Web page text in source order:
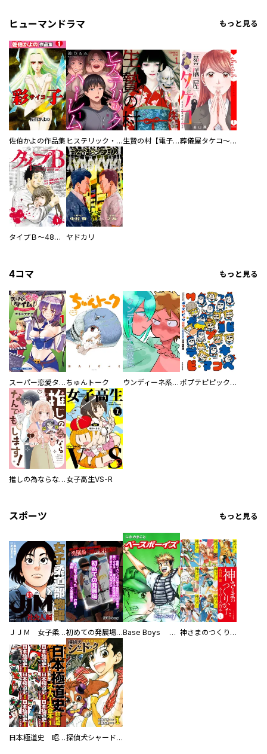
ヒューマンドラマ もっと見る
佐伯かよの作品集 ヒステリック・ハーレム～搾られる男と堕ちる女～【電子単行本版】 生贄の村【電子単行本版】 葬儀屋タケコ～あなたの最期、叶えます【電子単行本版】
タイプＢ～48時間後、致死率100％～【単話】 ヤドカリ
4コマ もっと見る
スーパー恋愛タイム！～現場でドＳな彼女は自宅でデレる～ ちゅんトーク ウンディーネ系彼氏 ポプテピピック SEASON EIGHT
推しの為ならなんでもします！ 女子高生VS-R
スポーツ もっと見る
ＪＪＭ 女子柔道部物語 社会人編 初めての発展場 【白抜き修正版】 Base Boys 新装版 神さまのつくりかた。スーパー大合本
日本極道史 昭和編 スーパー大合本 探偵犬シャードック（新装版）